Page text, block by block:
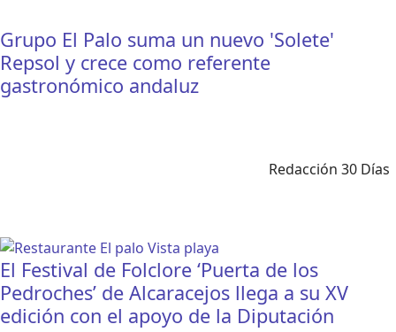
Grupo El Palo suma un nuevo 'Solete'
Repsol y crece como referente
gastronómico andaluz
Redacción 30 Días
El Festival de Folclore ‘Puerta de los
Pedroches’ de Alcaracejos llega a su XV
edición con el apoyo de la Diputación